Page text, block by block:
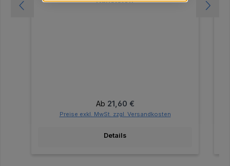
Regulärer Preis:
Ab 21,60 €
Preise exkl. MwSt. zzgl. Versandkosten
Details